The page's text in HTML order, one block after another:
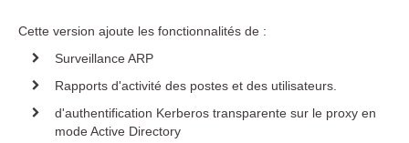
Cette version ajoute les fonctionnalités de :
Surveillance ARP
Rapports d'activité des postes et des utilisateurs.
d'authentification Kerberos transparente sur le proxy en
mode Active Directory